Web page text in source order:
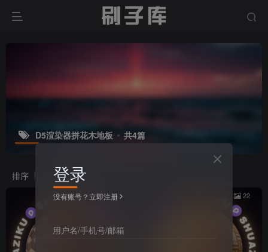
D5渲染器拼花木地板 共4篇
排序 更新 浏览
22 22
登录
没有账号？立即注册
用户名/手机号/邮箱